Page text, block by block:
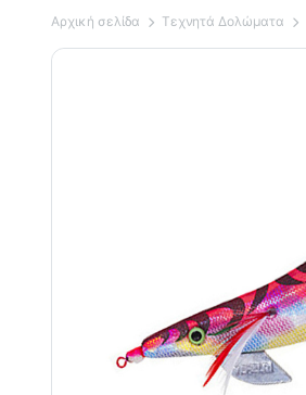
Αρχική σελίδα Τεχνητά Δολώματα